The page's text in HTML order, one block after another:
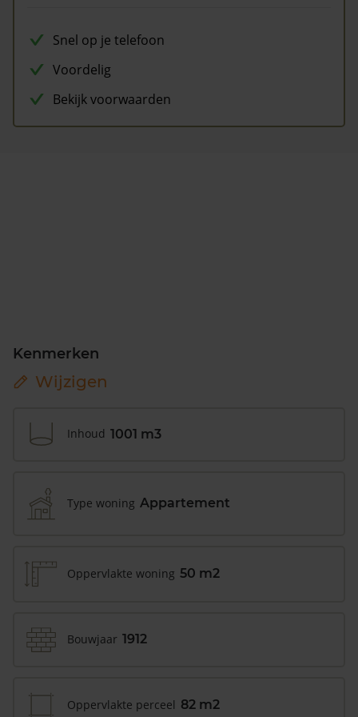
Snel op je telefoon
Voordelig
Bekijk voorwaarden
Kenmerken
Wijzigen
Inhoud 1001 m3
Type woning Appartement
Oppervlakte woning 50 m2
Bouwjaar 1912
Oppervlakte perceel 82 m2